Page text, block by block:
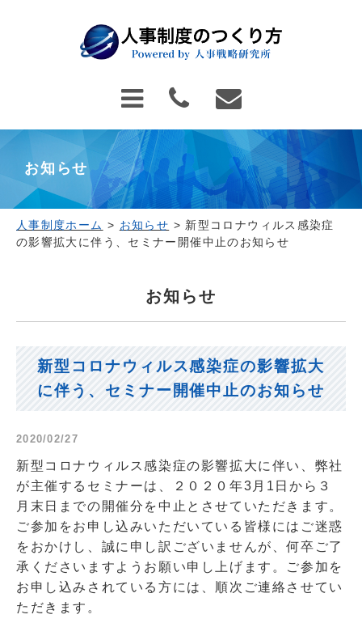
お知らせ
人事制度ホーム > お知らせ > 新型コロナウィルス感染症
の影響拡大に伴う、セミナー開催中止のお知らせ
お知らせ
新型コロナウィルス感染症の影響拡大
に伴う、セミナー開催中止のお知らせ
2020/02/27
新型コロナウィルス感染症の影響拡大に伴い、弊社
が主催するセミナーは、２０２０年3 月 1 日から３
月末日までの開催分を中止とさせていただきます。
ご参加をお申し込みいただいている皆様にはご迷惑
をおかけし、誠に申し訳ございませんが、何卒ご了
承くださいますようお願い申し上げます。ご参加を
お申し込みされている方には、順次ご連絡させてい
ただきます。